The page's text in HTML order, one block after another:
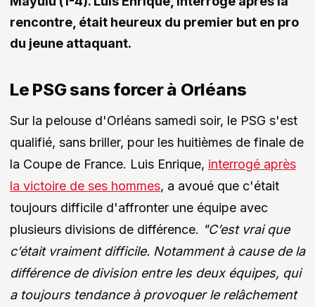
rencontre, était heureux du premier but en pro
du jeune attaquant.
Le PSG sans forcer à Orléans
Sur la pelouse d'Orléans samedi soir, le PSG s'est
qualifié, sans briller, pour les huitièmes de finale de
la Coupe de France. Luis Enrique, interrogé après
la victoire de ses hommes, a avoué que c'était
toujours difficile d'affronter une équipe avec
plusieurs divisions de différence. "C’est vrai que
c’était vraiment difficile. Notamment à cause de la
différence de division entre les deux équipes, qui
a toujours tendance à provoquer le relâchement